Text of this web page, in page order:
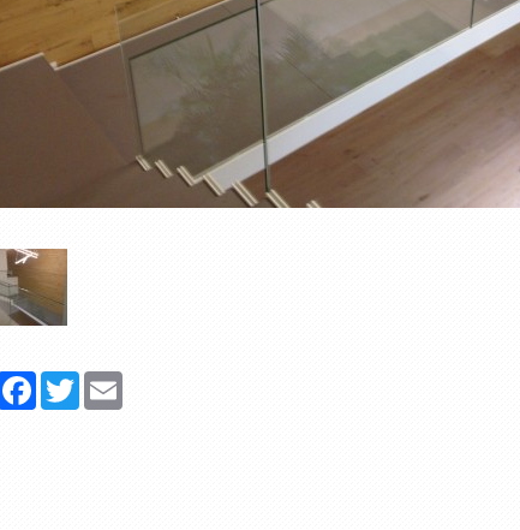
Share FacebookTwitter